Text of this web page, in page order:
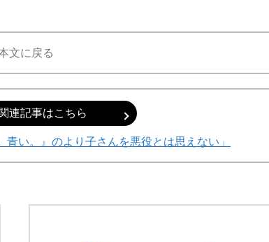
文に戻る
連記事はこちら
い。』のより子さんを悪役とは思えない」